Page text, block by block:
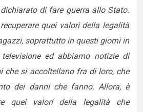
di fare guerra allo Stato.
quei valori della legalità
soprattutto in questi giorni in
ed abbiamo notizie di
che si accoltellano fra di loro, che
dei danni che fanno. Allora, è
quei valori della legalità che